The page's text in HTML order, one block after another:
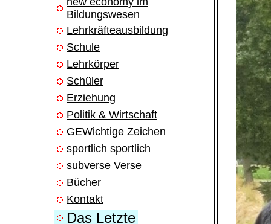
Bildungswesen
Lehrkräfteausbildung
Schule
Lehrkörper
Schüler
Erziehung
Politik & Wirtschaft
GEWichtige Zeichen
sportlich sportlich
subverse Verse
Bücher
Kontakt
Das Letzte